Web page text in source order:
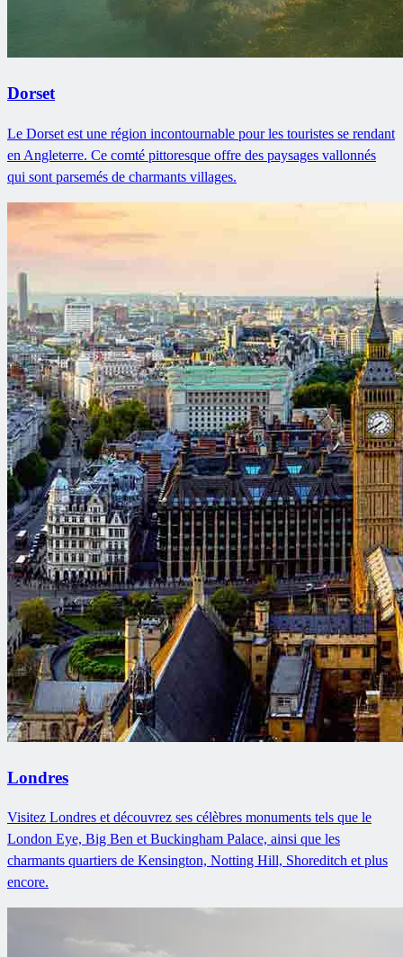
Dorset
Le Dorset est une région incontournable pour les touristes se rendant
en Angleterre. Ce comté pittoresque offre des paysages vallonnés
qui sont parsemés de charmants villages.
Londres
Visitez Londres et découvrez ses célèbres monuments tels que le
London Eye, Big Ben et Buckingham Palace, ainsi que les
charmants quartiers de Kensington, Notting Hill, Shoreditch et plus
encore.